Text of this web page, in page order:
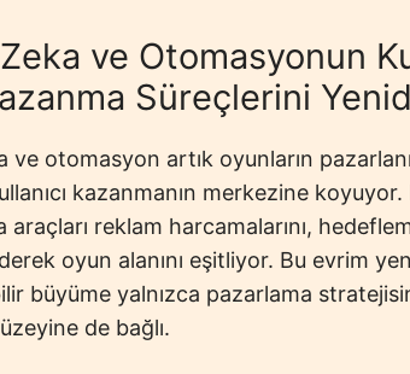
ve Otomasyonun
Süreçlerini
ve otomasyon artık oyunların
kazanmanın merkezine
araçları reklam harcamalarını,
oyun alanını eşitliyor. Bu evrim
büyüme yalnızca pazarlama
de bağlı.